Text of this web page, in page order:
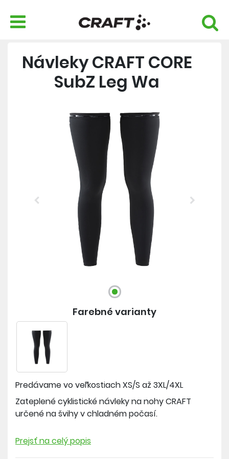
Návleky CRAFT CORE
SubZ Leg Wa
Previous Next
Zateplené cyklistické návleky na nohy CRAFT
určené na švihy v chladném počasí.
Materiál: 88% recyklovaný polyester, 12% elastan
Prejsť na celý popis
Predávame vo veľkostiachXS/S až 3XL/4XL
Farebné varianty